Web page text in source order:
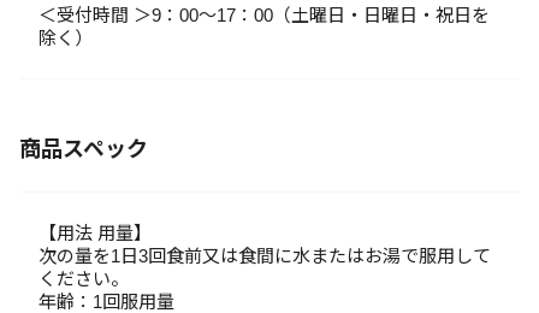
＜受付時間 ＞9：00～17：00（土曜日・日曜日・祝日を
除く）
商品スペック
【用法 用量】
次の量を1日3回食前又は食間に水またはお湯で服用して
ください。
年齢：1回服用量